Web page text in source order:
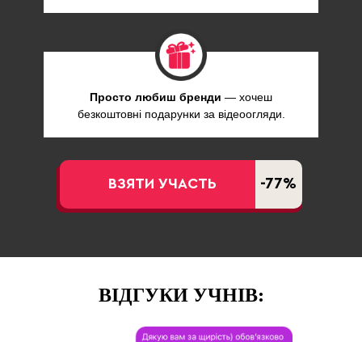
ВЗЯТИ УЧАСТЬ -77%
Просто любиш бренди — хочеш
безкоштовні подарунки за відеоогляди.
ВІДГУКИ УЧНІВ: